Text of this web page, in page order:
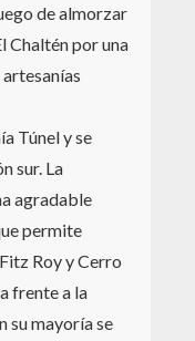
de almorzar
Chaltén por una
Túnel y se
sur. La
agradable
permite
Roy y Cerro
frente a la
su mayoría se